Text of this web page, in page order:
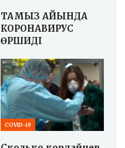
ТАМЫЗ АЙЫНДА
КОРОНАВИРУС
ӨРШИДІ
COVID-19